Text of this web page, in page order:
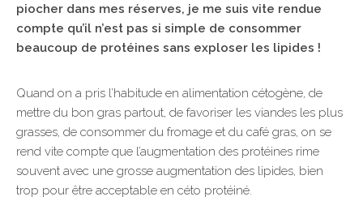
piocher dans mes réserves, je me suis vite rendue
compte qu’il n’est pas si simple de consommer
beaucoup de protéines sans exploser les lipides !
Quand on a pris l’habitude en alimentation cétogène, de
mettre du bon gras partout, de favoriser les viandes les plus
grasses, de consommer du fromage et du café gras, on se
rend vite compte que l’augmentation des protéines rime
souvent avec une grosse augmentation des lipides, bien
trop pour être acceptable en céto protéiné.